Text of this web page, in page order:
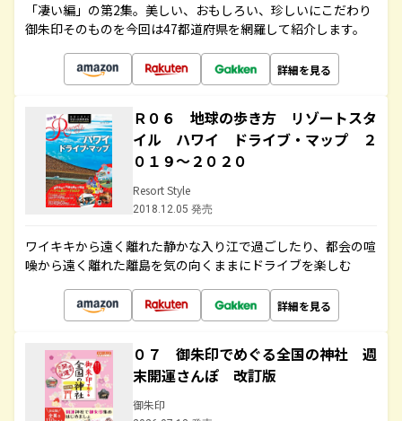
「凄い編」の第2集。美しい、おもしろい、珍しいにこだわり
御朱印そのものを今回は47都道府県を網羅して紹介します。
詳細を見る
Ｒ０６ 地球の歩き方 リゾートスタ
イル ハワイ ドライブ・マップ ２
０１９～２０２０
Resort Style
2018.12.05 発売
ワイキキから遠く離れた静かな入り江で過ごしたり、都会の喧
噪から遠く離れた離島を気の向くままにドライブを楽しむ
詳細を見る
０７ 御朱印でめぐる全国の神社 週
末開運さんぽ 改訂版
御朱印